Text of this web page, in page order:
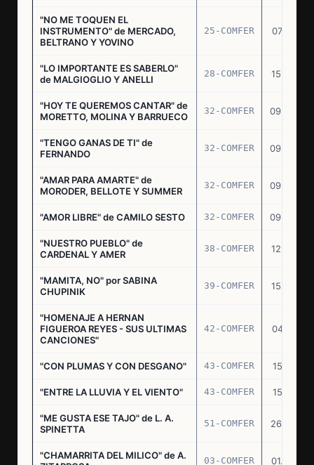
"NO ME TOQUEN EL
INSTRUMENTO" de MERCADO,
BELTRANO Y YOVINO
25-COMFER 07.07.76
"LO IMPORTANTE ES SABERLO"
de MALGIOGLIO Y ANELLI
28-COMFER 15.07.76
"HOY TE QUEREMOS CANTAR" de
MORETTO, MOLINA Y BARRUECO
32-COMFER 09.09.76
"TENGO GANAS DE TI" de
FERNANDO
32-COMFER 09.09.76
"AMAR PARA AMARTE" de
MORODER, BELLOTE Y SUMMER
32-COMFER 09.09.76
"AMOR LIBRE" de CAMILO SESTO 32-COMFER 09.09.76
"NUESTRO PUEBLO" de
CARDENAL Y AMER
38-COMFER 12.10.76
"MAMITA, NO" por SABINA
CHUPINIK
39-COMFER 15.10.76
"HOMENAJE A HERNAN
FIGUEROA REYES - SUS ULTIMAS
CANCIONES"
42-COMFER 04.11.76
"CON PLUMAS Y CON DESGANO" 43-COMFER 15.11.76
"ENTRE LA LLUVIA Y EL VIENTO" 43-COMFER 15.11.76
"ME GUSTA ESE TAJO" de L. A.
SPINETTA
51-COMFER 26.12.76
"CHAMARRITA DEL MILICO" de A.
03-COMFER 01.02.77